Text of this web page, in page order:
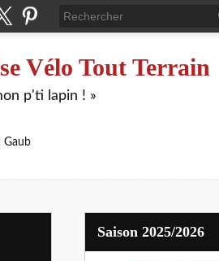
Vélo Tout Terrain
p'ti lapin ! »
Gaub
Saison 2025/2026